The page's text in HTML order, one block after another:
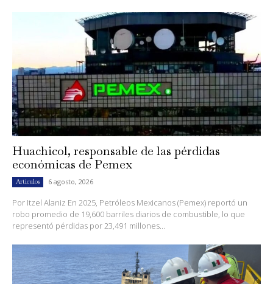
Huachicol, responsable de las pérdidas
económicas de Pemex
Artículos 6 agosto, 2026
Por Itzel Alaniz En 2025, Petróleos Mexicanos (Pemex) reportó un
robo promedio de 19,600 barriles diarios de combustible, lo que
representó pérdidas por 23,491 millones...